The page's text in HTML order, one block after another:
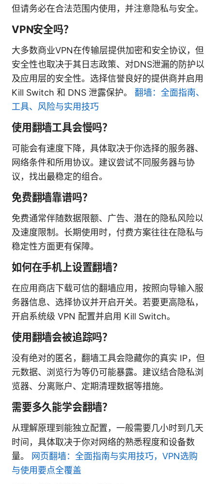
但请务必在合法范围内使用，并注意隐私与安全。
VPN安全吗？
大多数商业VPN在传输层提供加密和安全协议，但
安全性也取决于其日志政策、对DNS泄漏的防护以
及应用层的安全性。选择信誉良好的提供商并启用
Kill Switch 和 DNS 泄露保护。 翻墙：全面指南、
工具、风险与实用技巧
使用翻墙工具会慢吗？
可能会有速度下降，具体取决于你选择的服务器、
网络条件和所用协议。建议尝试不同服务器与协
议，找出最稳定的组合。
免费翻墙靠谱吗？
免费通常伴随数据限额、广告、潜在的隐私风险以
及速度限制。长期使用时，付费方案往往在隐私与
稳定性方面更有保障。
如何在手机上设置翻墙？
在应用商店下载可信的翻墙应用，按照向导输入服
务器信息、选择协议并开启开关。若要更高隐私，
开启系统级 VPN 配置并启用 Kill Switch。
使用翻墙会被追踪吗？
没有绝对的匿名，翻墙工具会隐藏你的真实 IP，但
元数据、浏览行为等仍可能暴露。建议结合隐私浏
览器、分离账户、定期清理数据等措施。
需要多久能学会翻墙？
从理解原理到能独立配置，一般需要几小时到几天
时间，具体取决于你对网络的熟悉程度和设备数
量。 网页翻墙：全面指南与实用技巧，VPN选购
与使用要点全覆盖